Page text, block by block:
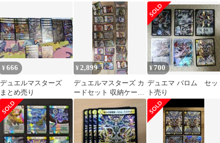
(179/???)
リーブ
¥666
デュエルマスターズ
まとめ売り
¥ 2,899
デュエルマスターズ カ
ードセット 収納ケース
付き
¥700
デュエマ バロム セッ
ト売り